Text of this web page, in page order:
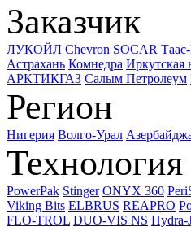
Заказчик
ЛУКОЙЛ Chevron SOCAR
Астрахань Комнедра Иркутская
АРКТИКГАЗ Салым Петролеум
Регион
Нигерия Волго-Урал
Технология
PowerPak Stinger ONYX 360
Viking Bits ELBRUS REAPRO
FLO-TROL DUO-VIS NS Hydra-